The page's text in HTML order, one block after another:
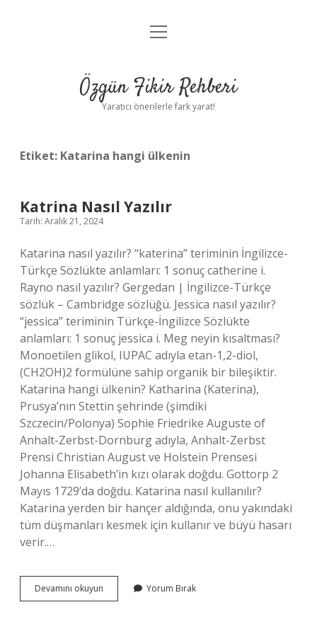
Gizlilik Politikası
Yasal Uyarı
menüyü
Özgün Fikir Rehberi
Yaratıcı önerilerle fark yarat!
Etiket: Katarina hangi ülkenin
Katrina Nasıl Yazılır
Tarih: Aralık 21, 2024
Katarina nasıl yazılır? “katerina” teriminin İngilizce-
Türkçe Sözlükte anlamları: 1 sonuç catherine i.
Rayno nasıl yazılır? Gergedan | İngilizce-Türkçe
sözlük – Cambridge sözlüğü. Jessica nasıl yazılır?
“jessica” teriminin Türkçe-İngilizce Sözlükte
anlamları: 1 sonuç jessica i. Meg neyin kısaltması?
Monoetilen glikol, IUPAC adıyla etan-1,2-diol,
(CH2OH)2 formülüne sahip organik bir bileşiktir.
Katarina hangi ülkenin? Katharina (Katerina),
Prusya’nın Stettin şehrinde (şimdiki
Szczecin/Polonya) Sophie Friedrike Auguste of
Anhalt-Zerbst-Dornburg adıyla, Anhalt-Zerbst
Prensi Christian August ve Holstein Prensesi
Johanna Elisabeth’in kızı olarak doğdu. Gottorp 2
Mayıs 1729’da doğdu. Katarina nasıl kullanılır?
Katarina yerden bir hançer aldığında, onu yakındaki
tüm düşmanları kesmek için kullanır ve büyü hasarı
verir.…
Devamını okuyun
Nasıl
Yorum Bırak